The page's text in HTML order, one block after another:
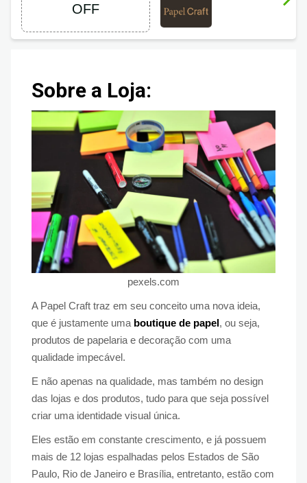
OFF
Sobre a Loja:
pexels.com
A Papel Craft traz em seu conceito uma nova ideia,
que é justamente uma boutique de papel, ou seja,
produtos de papelaria e decoração com uma
qualidade impecável.
E não apenas na qualidade, mas também no design
das lojas e dos produtos, tudo para que seja possível
criar uma identidade visual única.
Eles estão em constante crescimento, e já possuem
mais de 12 lojas espalhadas pelos Estados de São
Paulo, Rio de Janeiro e Brasília, entretanto, estão com